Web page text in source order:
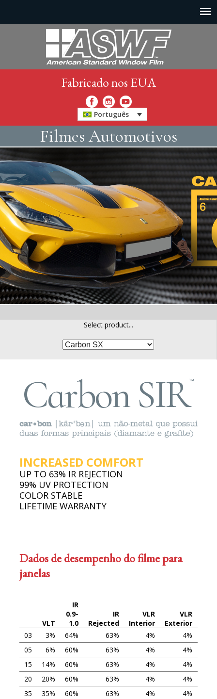
Fabricado nos EUA
Português
Filmes Automotivos
Select product...
Carbon SIR™
INCREASED COMFORT
UP TO 63% IR REJECTION
99% UV PROTECTION
COLOR STABLE
LIFETIME WARRANTY
Dados de desempenho do filme para
janelas
VLT
IR
0.9-
1.0
IR
Rejected
VLR
Interior
VLR
Exterior
03
3% 64% 63% 4%
4%
05
6% 60% 63% 4%
4%
15
14% 60% 63% 4%
4%
20
20% 60% 63% 4%
4%
35
35% 60% 63% 4%
4%